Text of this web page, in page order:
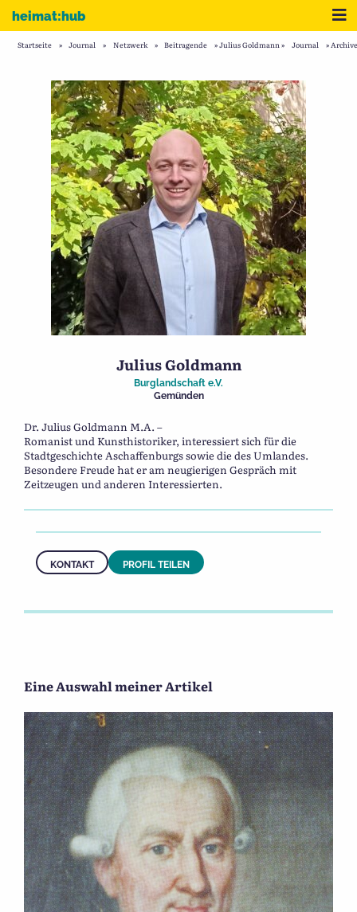
Zum Inhalt
heimat:hub
Startseite » Journal » Netzwerk » Beitragende »Julius Goldmann» Journal »
Julius Goldmann
Burglandschaft e.V.
Gemünden
Dr. Julius Goldmann M.A. –
Romanist und Kunsthistoriker, interessiert sich für die
Stadtgeschichte Aschaffenburgs sowie die des Umlandes.
Besondere Freude hat er am neugierigen Gespräch mit
Zeitzeugen und anderen Interessierten.
KONTAKT PROFIL TEILEN
Eine Auswahl meiner Artikel